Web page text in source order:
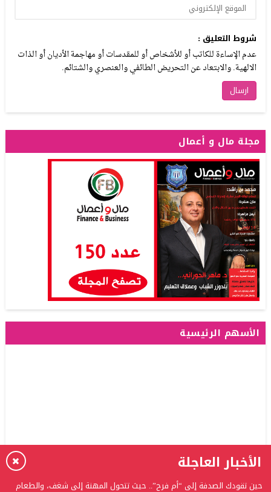
شروط التعليق :
عدم الإساءة للكاتب أو للأشخاص أو للمقدسات أو مهاجمة الأديان أو الذات
الالهية. والابتعاد عن التحريض الطائفي والعنصري والشتائم.
مجلة مال و أعمال
الأسهم الرئيسية
الأخبار العاجلة
حين تقودك الصدفة إلى “أم فرح”.. حيث تتحول المهنة إلى شغف، والطعام